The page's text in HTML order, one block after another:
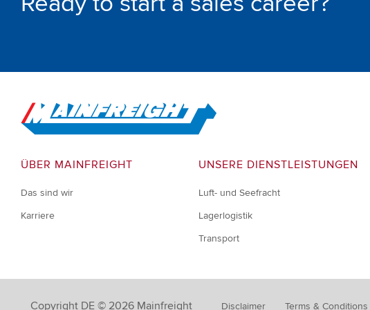
Go to Home
ÜBER MAINFREIGHT
Das sind wir
Karriere
UNSERE DIENSTLEISTUNGEN
Luft- und Seefracht
Lagerlogistik
Transport
Copyright DE © 2026 Mainfreight Disclaimer Terms & Conditions